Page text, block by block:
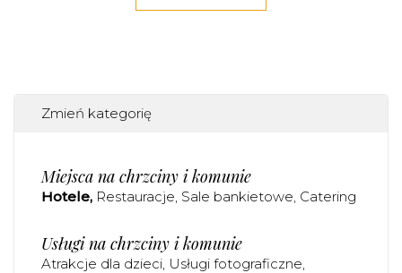
Zmień kategorię
Miejsca na chrzciny i komunie
Hotele Restauracje Sale bankietowe Catering
Usługi na chrzciny i komunie
Atrakcje dla dzieci Usługi fotograficzne